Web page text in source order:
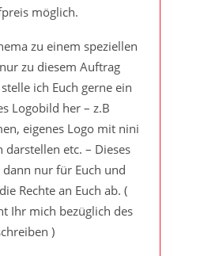
möglich.
zu einem speziellen
zu diesem Auftrag
ich Euch gerne ein
Logobild her – z.B
eigenes Logo mit nini
darstellen etc. – Dieses
dann nur für Euch und
Rechte an Euch ab. (
Ihr mich bezüglich des
)